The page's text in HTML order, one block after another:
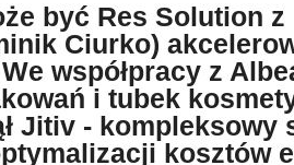
być Res Solution z
Ciurko)
współpracy z
i tubek
Jitiv - kompleksowy
kosztów